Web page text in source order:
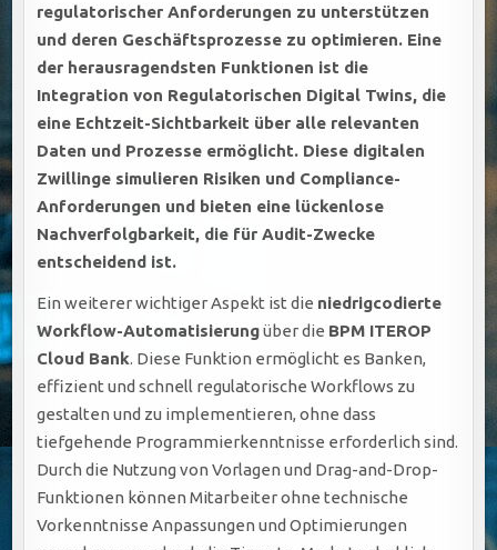
regulatorischer Anforderungen zu unterstützen
und deren Geschäftsprozesse zu optimieren. Eine
der herausragendsten Funktionen ist die
Integration von Regulatorischen Digital Twins, die
eine Echtzeit-Sichtbarkeit über alle relevanten
Daten und Prozesse ermöglicht. Diese digitalen
Zwillinge simulieren Risiken und Compliance-
Anforderungen und bieten eine lückenlose
Nachverfolgbarkeit, die für Audit-Zwecke
entscheidend ist.
Ein weiterer wichtiger Aspekt ist die niedrigcodierte
Workflow-Automatisierungüber die BPM ITEROP
Cloud Bank. Diese Funktion ermöglicht es Banken,
effizient und schnell regulatorische Workflows zu
gestalten und zu implementieren, ohne dass
tiefgehende Programmierkenntnisse erforderlich sind.
Durch die Nutzung von Vorlagen und Drag-and-Drop-
Funktionen können Mitarbeiter ohne technische
Vorkenntnisse Anpassungen und Optimierungen